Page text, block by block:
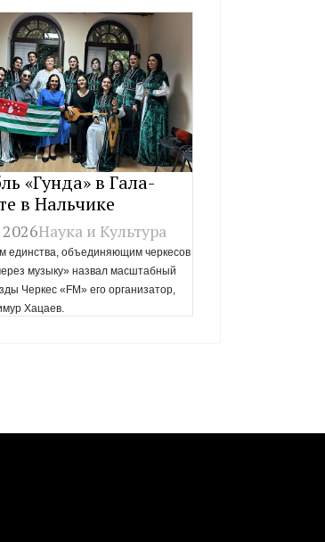
«Гунда» в Гала-
в Нальчике
Наука и Культура
единства, объединяющим черкесов
музыку» назвал масштабный
Черкес «FM» его организатор,
Хацаев.